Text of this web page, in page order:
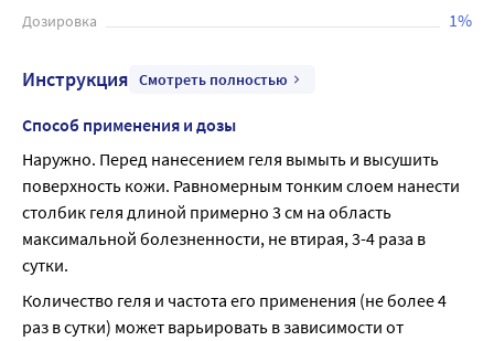
неревматического происхождения, посттравматического
геля длиной примерно 3 см на область максимальной
болезненности, не втирая, 3-4 раза в сутки. Перед
врачом.
Дозировка 1%
Инструкция Смотреть полностью
Способ применения и дозы
Наружно. Перед нанесением геля вымыть и высушить
поверхность кожи. Равномерным тонким слоем нанести
столбик геля длиной примерно 3 см на область
максимальной болезненности, не втирая, 3-4 раза в
сутки.
Количество геля и частота его применения (не более 4
раз в сутки) может варьировать в зависимости от